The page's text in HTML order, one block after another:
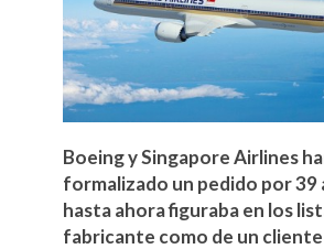
Boeing y Singapore Airlines
formalizado un pedido por 39
hasta ahora figuraba en los
fabricante como de un